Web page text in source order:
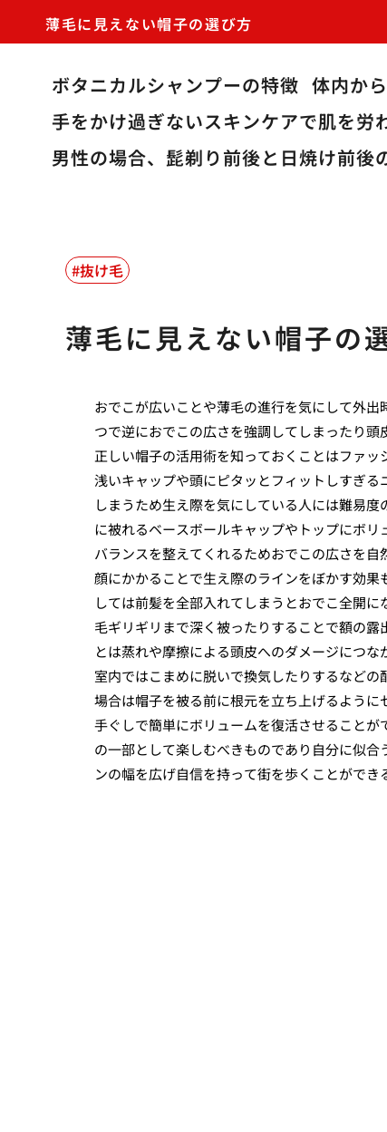
薄毛に見えない帽子の選び方
ボタニカルシャンプーの特徴 体内か
手をかけ過ぎないスキンケアで肌を労
男性の場合、髭剃り前後と日焼け前後
抜け毛
薄毛に見えない帽子の
おでこが広いことや薄毛の進行を気にして外
つで逆におでこの広さを強調してしまったり
正しい帽子の活用術を知っておくことはファ
浅いキャップや頭にピタッとフィットしすぎ
しまうため生え際を気にしている人には難易
に被れるベースボールキャップやトップにボ
バランスを整えてくれるためおでこの広さを
顔にかかることで生え際のラインをぼかす効
しては前髪を全部入れてしまうとおでこ全開
毛ギリギリまで深く被ったりすることで額の
とは蒸れや摩擦による頭皮へのダメージにつ
室内ではこまめに脱いで換気したりするなど
場合は帽子を被る前に根元を立ち上げるよう
手ぐしで簡単にボリュームを復活させること
の一部として楽しむべきものであり自分に似
ンの幅を広げ自信を持って街を歩くことができ